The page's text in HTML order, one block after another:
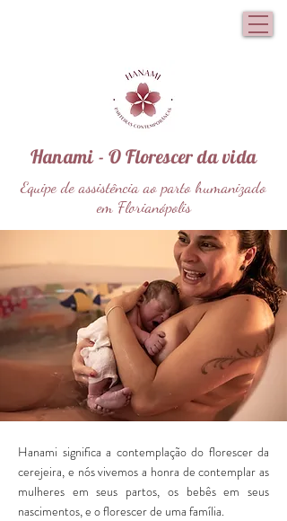
Hanami - O Florescer da vida
Equipe de assistência ao parto humanizado
em Florianópolis
Hanami significa a contemplação do florescer da
cerejeira, e nós vivemos a honra de contemplar as
mulheres em seus partos, os bebês em seus
nascimentos, e o florescer de uma família.